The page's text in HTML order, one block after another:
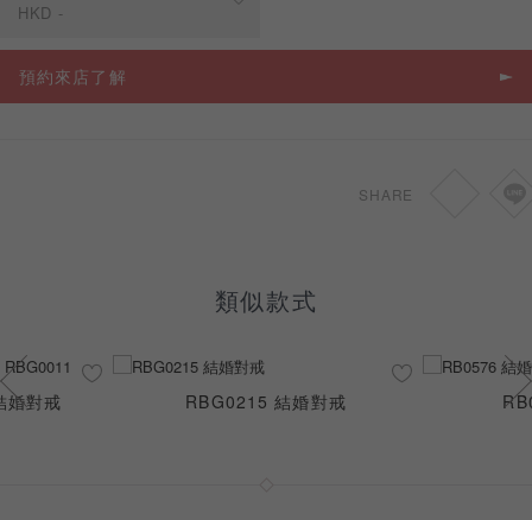
HKD -
規格 價格
對戒 HKD -
預約來店了解
SHARE
類似款式
婚對戒 RBG0215 結婚對戒